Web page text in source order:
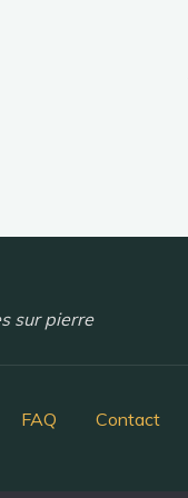
sur pierre
FAQ Contact